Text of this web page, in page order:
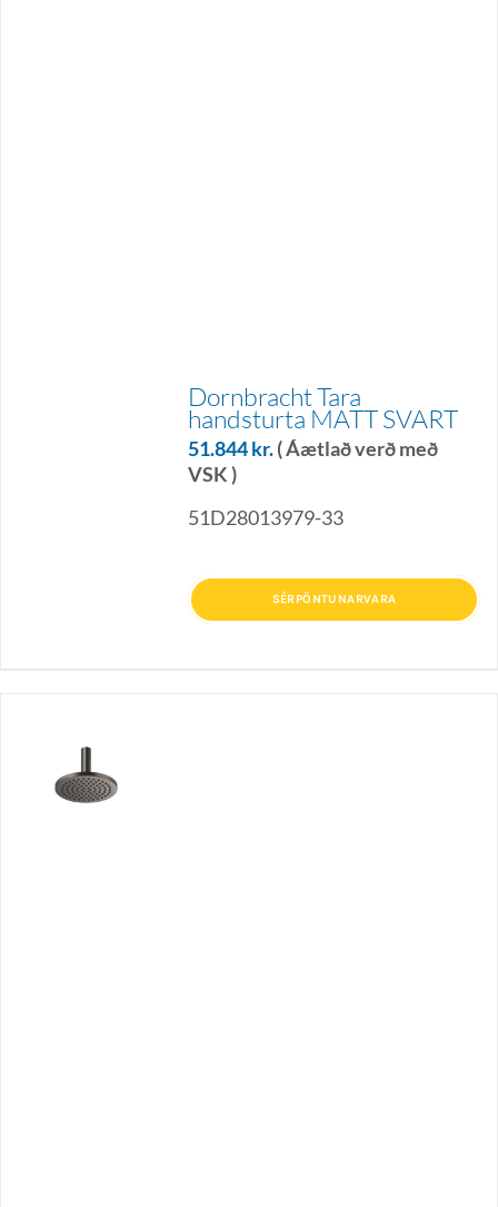
Dornbracht Tara
handsturta MATT SVART
51.844kr.( Áætlað verð með
VSK )
51D28013979-33
SÉRPÖNTUNARVARA